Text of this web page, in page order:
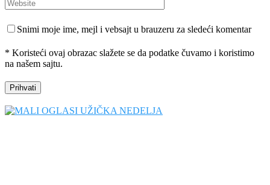
Snimi moje ime, mejl i vebsajt u brauzeru za sledeći komentar
* Koristeći ovaj obrazac slažete se da podatke čuvamo i koristimo
na našem sajtu.